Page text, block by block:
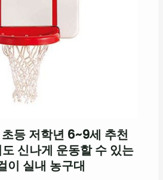
등 저학년 6~9세 추천
신나게 운동할 수 있는
이 실내 농구대